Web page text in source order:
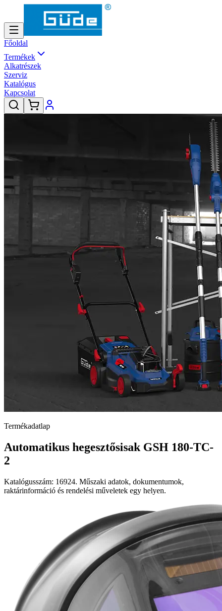
Főoldal
Termékek
Alkatrészek
Szerviz
Katalógus
Kapcsolat
Termékadatlap
Automatikus hegesztősisak GSH 180-TC-
2
Katalógusszám: 16924. Műszaki adatok, dokumentumok,
raktárinformáció és rendelési műveletek egy helyen.